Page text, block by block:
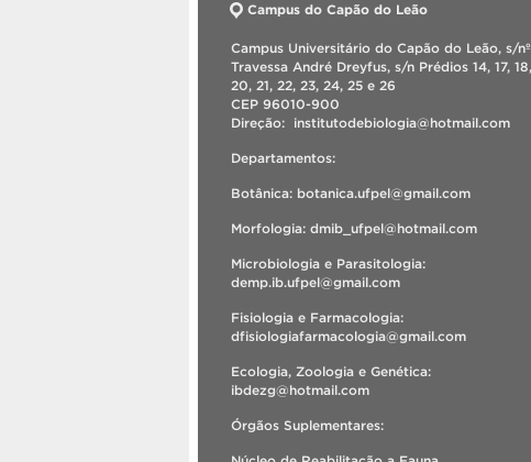
Campus do Capão do Leão
Campus Universitário do Capão do Leão, s/nº,
Travessa André Dreyfus, s/n Prédios 14, 17, 18,
20, 21, 22, 23, 24, 25 e 26
CEP 96010-900
Direção: institutodebiologia@hotmail.com
Departamentos:
Botânica: botanica.ufpel@gmail.com
Morfologia: dmib_ufpel@hotmail.com
Microbiologia e Parasitologia:
demp.ib.ufpel@gmail.com
Fisiologia e Farmacologia:
dfisiologiafarmacologia@gmail.com
Ecologia, Zoologia e Genética:
ibdezg@hotmail.com
Órgãos Suplementares: